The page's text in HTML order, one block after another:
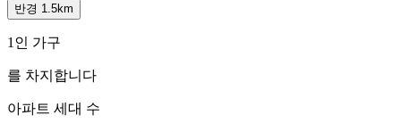
반경 1.5km
1인 가구
를 차지합니다
아파트 세대 수